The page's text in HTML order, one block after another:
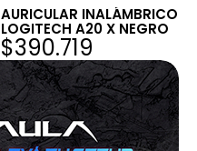
AURICULAR INALÁMBRICO
LOGITECH A20 X NEGRO
$390.719